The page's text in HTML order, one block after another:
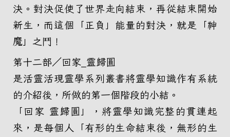
決。對決促使了世界走向結束，再從結束開始
新生，而這個「正負」能量的對決，就是「神
魔」之鬥！
第十二部／回家_靈歸圓
是活靈活現靈學系列叢書將靈學知識作有系統
的介紹後，所做的第一個階段的小結。
「回家 靈歸圓」，將靈學知識完整的貫連起
來，是每個人「有形的生命結束後，無形的生